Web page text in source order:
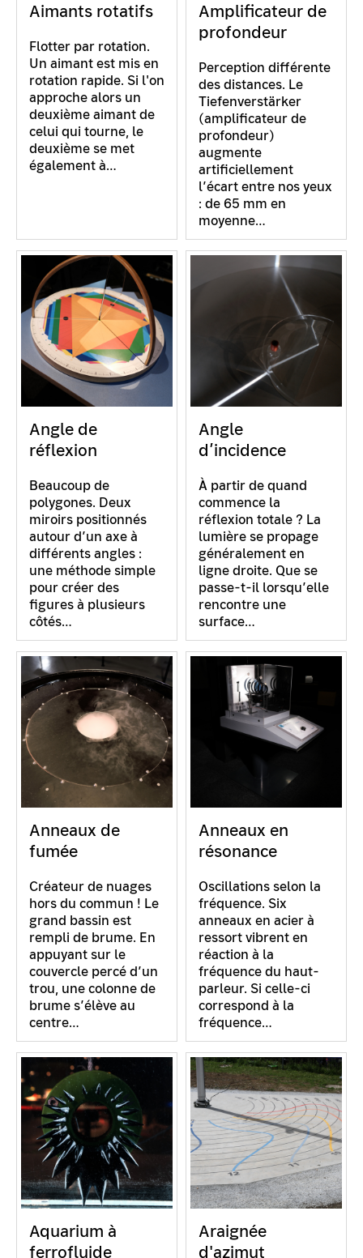
Aimants rotatifs
Flotter par rotation.
Un aimant est mis en
rotation rapide. Si l'on
approche alors un
deuxième aimant de
celui qui tourne, le
deuxième se met
également à…
Amplificateur de
profondeur
Perception différente
des distances. Le
Tiefenverstärker
(amplificateur de
profondeur)
augmente
artificiellement
l’écart entre nos yeux
: de 65 mm en
moyenne…
Angle de
réflexion
Beaucoup de
polygones. Deux
miroirs positionnés
autour d’un axe à
différents angles :
une méthode simple
pour créer des
figures à plusieurs
côtés…
Angle
d’incidence
À partir de quand
commence la
réflexion totale ? La
lumière se propage
généralement en
ligne droite. Que se
passe-t-il lorsqu’elle
rencontre une
surface…
Anneaux de
fumée
Créateur de nuages
hors du commun ! Le
grand bassin est
rempli de brume. En
appuyant sur le
couvercle percé d’un
trou, une colonne de
brume s’élève au
centre…
Anneaux en
résonance
Oscillations selon la
fréquence. Six
anneaux en acier à
ressort vibrent en
réaction à la
fréquence du haut-
parleur. Si celle-ci
correspond à la
fréquence…
Aquarium à
ferrofluide
Araignée
d'azimut